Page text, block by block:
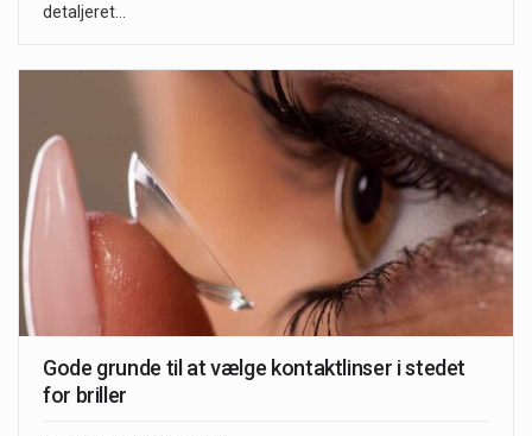
detaljeret…
Gode grunde til at vælge kontaktlinser i stedet
for briller